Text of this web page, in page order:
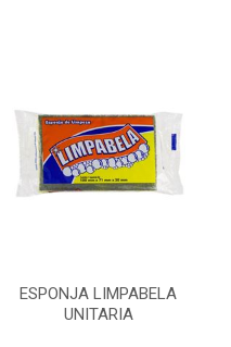
ESPONJA LIMPABELA
UNITARIA